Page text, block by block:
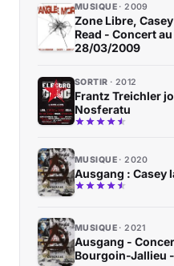
MUSIQUE 2009
Zone Libre,
Read - Concert
28/03/2009
SORTIR 2012
Frantz Treichler
Nosferatu
MUSIQUE 2020
Ausgang : Casey
MUSIQUE 2021
Ausgang -
Bourgoin-Jallieu